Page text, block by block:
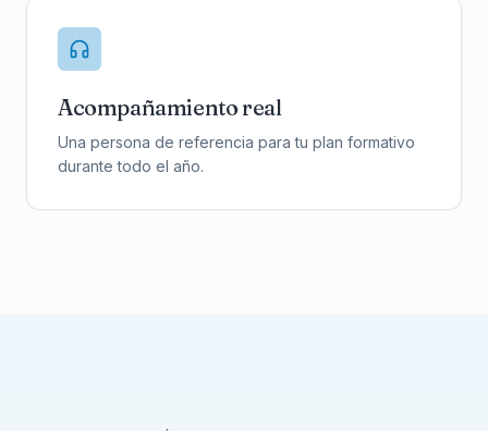
Acompañamiento real
Una persona de referencia para tu plan formativo
durante todo el año.